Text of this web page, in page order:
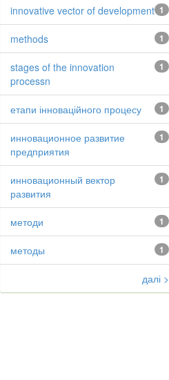
1
innovative vector of development
1
methods
1
stages of the innovation
processn
1
етапи інноваційного процесу
1
инновационное развитие
предприятия
1
инновационный вектор
развития
1
методи
1
методы
далі >